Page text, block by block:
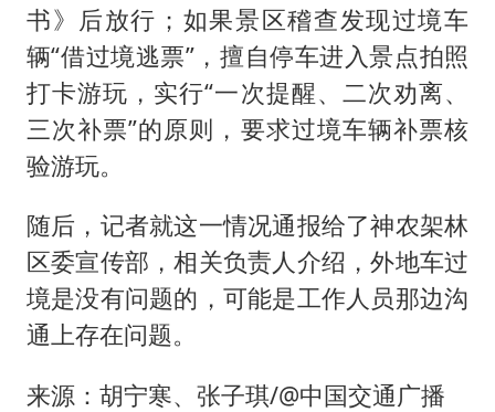
书》后放行；如果景区稽查发现过境车
辆“借过境逃票”，擅自停车进入景点拍照
打卡游玩，实行“一次提醒、二次劝离、
三次补票”的原则，要求过境车辆补票核
验游玩。
随后，记者就这一情况通报给了神农架林
区委宣传部，相关负责人介绍，外地车过
境是没有问题的，可能是工作人员那边沟
通上存在问题。
来源：胡宁寒、张子琪/@中国交通广播